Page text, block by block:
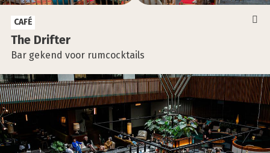
The Drif­ter
Bar gekend voor rumcocktails
CAFÉ